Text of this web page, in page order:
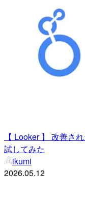
【 Looker 】 改善さ
試してみた
ikumi
2026.05.12